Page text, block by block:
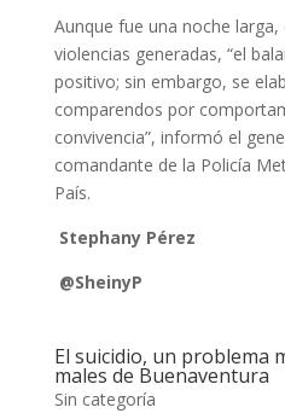
Aunque fue una noche
violencias generadas, “el
positivo; sin embargo, se
comparendos por
convivencia”, informó el
comandante de la Policía
País.
Stephany Pérez
@SheinyP
El suicidio, un problema
males de Buenaventura
Sin categoría